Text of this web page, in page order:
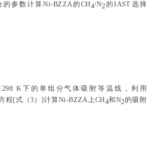
的参数计算Ni-BZZA的CH4/N2 的IAST选择
K下的单组分气体吸附等温线，利用
程[式（3） ]计算Ni-BZZA上CH4和N2 的吸附